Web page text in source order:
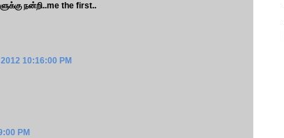
நன்றி..me the first..
10:16:00 PM
PM